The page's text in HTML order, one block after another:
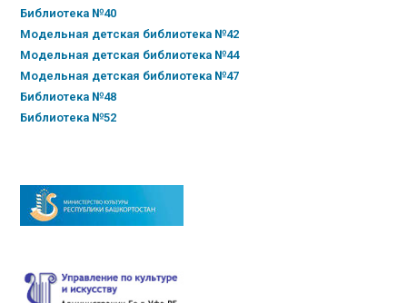
Библиотека №40
Модельная детская библиотека №42
Модельная детская библиотека №44
Модельная детская библиотека №47
Библиотека №48
Библиотека №52